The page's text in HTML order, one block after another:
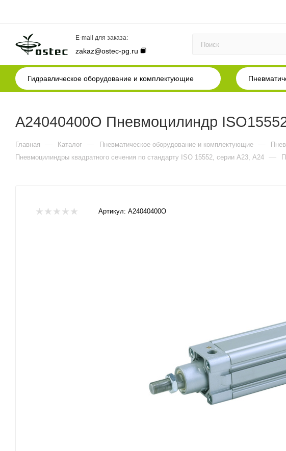
E-mail для заказа:
zakaz@ostec-pg.ru
Гидравлическое оборудование и комплектующие
A24040400O Пневмоцилиндр
Главная — Каталог — Пневматическое оборудование и комплектующие —
Пневмоцилиндры квадратного сечения по стандарту ISO 15552, серии А23, А24 —
Артикул: A24040400O